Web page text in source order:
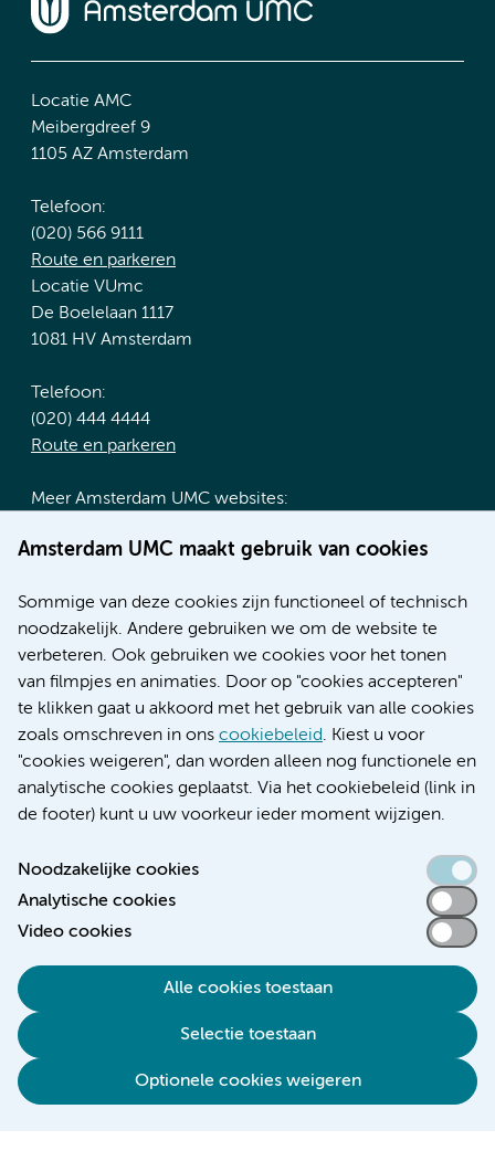
Amsterdam UMC maakt gebruik van cookies
Sommige van deze cookies zijn functioneel of technisch
noodzakelijk. Andere gebruiken we om de website te
verbeteren. Ook gebruiken we cookies voor het tonen
van filmpjes en animaties. Door op "cookies accepteren"
te klikken gaat u akkoord met het gebruik van alle cookies
zoals omschreven in ons cookiebeleid. Kiest u voor
"cookies weigeren", dan worden alleen nog functionele en
analytische cookies geplaatst. Via het cookiebeleid (link in
de footer) kunt u uw voorkeur ieder moment wijzigen.
Noodzakelijke cookies
Analytische cookies
Video cookies
Alle cookies toestaan
Selectie toestaan
Optionele cookies weigeren
Locatie AMC
Meibergdreef 9
1105 AZ Amsterdam
Telefoon:
(020) 566 9111
Route en parkeren
Locatie VUmc
De Boelelaan 1117
1081 HV Amsterdam
Telefoon:
(020) 444 4444
Route en parkeren
Meer Amsterdam UMC websites:
Werken bij Amsterdam UMC
Nieuws
Research
Educatie locatie AMC
Educatie locatie VUmc
Verwijzen & diagnostiek
Toegankelijkheidsverklaring
Responsible disclosure